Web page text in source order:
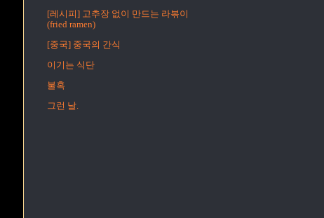
[레시피] 고추장 없이 만드는 라볶이
(fried ramen)
[중국] 중국의 간식
이기는 식단
불혹
그런 날.